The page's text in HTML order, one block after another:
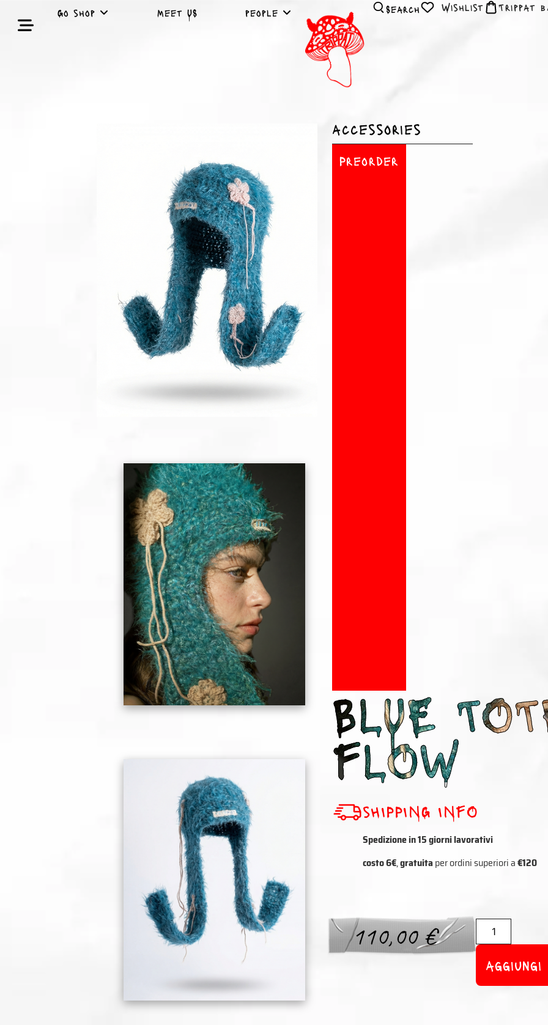
Go shop Meet US people Search Wishlist
accessories
Preorder
BLUE
FLOW
sHIPPING INFO
Spedizione in 15 giorni lavorativi
costo 6€,gratuitaper ordini superiori a€120
110,00€